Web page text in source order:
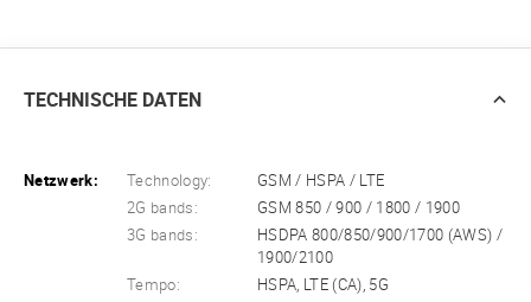
TECHNISCHE DATEN
Netzwerk: Technology:
GSM / HSPA / LTE
2G bands:
GSM 850 / 900 / 1800 / 1900
3G bands:
HSDPA 800/850/900/1700 (AWS) /
1900/2100
Tempo:
HSPA, LTE (CA), 5G